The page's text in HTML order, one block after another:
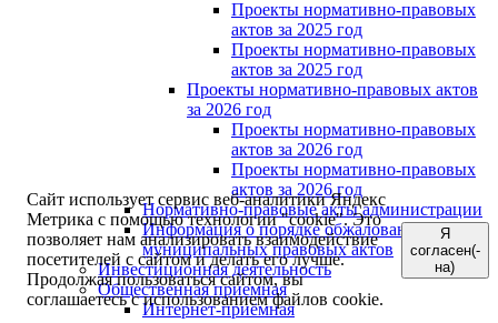
Проекты нормативно-правовых
актов за 2025 год
Проекты нормативно-правовых
актов за 2025 год
Проекты нормативно-правовых актов
за 2026 год
Проекты нормативно-правовых
актов за 2026 год
Проекты нормативно-правовых
актов за 2026 год
Нормативно-правовые акты администрации
Информация о порядке обжалования
муниципальных правовых актов
Инвестиционная деятельность
Общественная приемная
Интернет-приёмная
Сайт использует сервис веб-аналитики Яндекс
Метрика с помощью технологии "cookie". Это
позволяет нам анализировать взаимодействие
посетителей с сайтом и делать его лучше.
Продолжая пользоваться сайтом, вы
соглашаетесь с использованием файлов cookie.
Я
согласен(-
на)